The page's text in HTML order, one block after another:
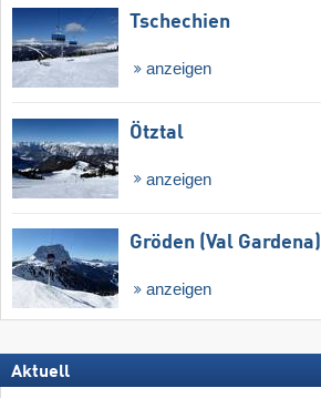
Tschechien
anzeigen
Ötztal
anzeigen
Gröden (Val Gardena)
anzeigen
Aktuell